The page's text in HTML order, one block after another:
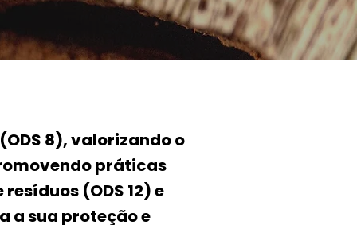
8), valorizando o
práticas
(ODS 12) e
a sua proteção e